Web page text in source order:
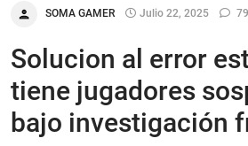
SOMA GAMER Julio 22, 2025 79
Solucion al error
tiene jugadores
bajo investigación